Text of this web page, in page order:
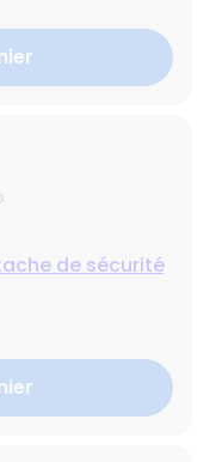
de sécurité